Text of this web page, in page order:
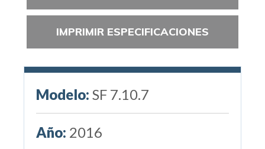
IMPRIMIR ESPECIFICACIONES
Modelo: SF 7.10.7
Año: 2016